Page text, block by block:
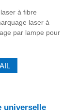
à fibre
laser à
par lampe pour
universelle